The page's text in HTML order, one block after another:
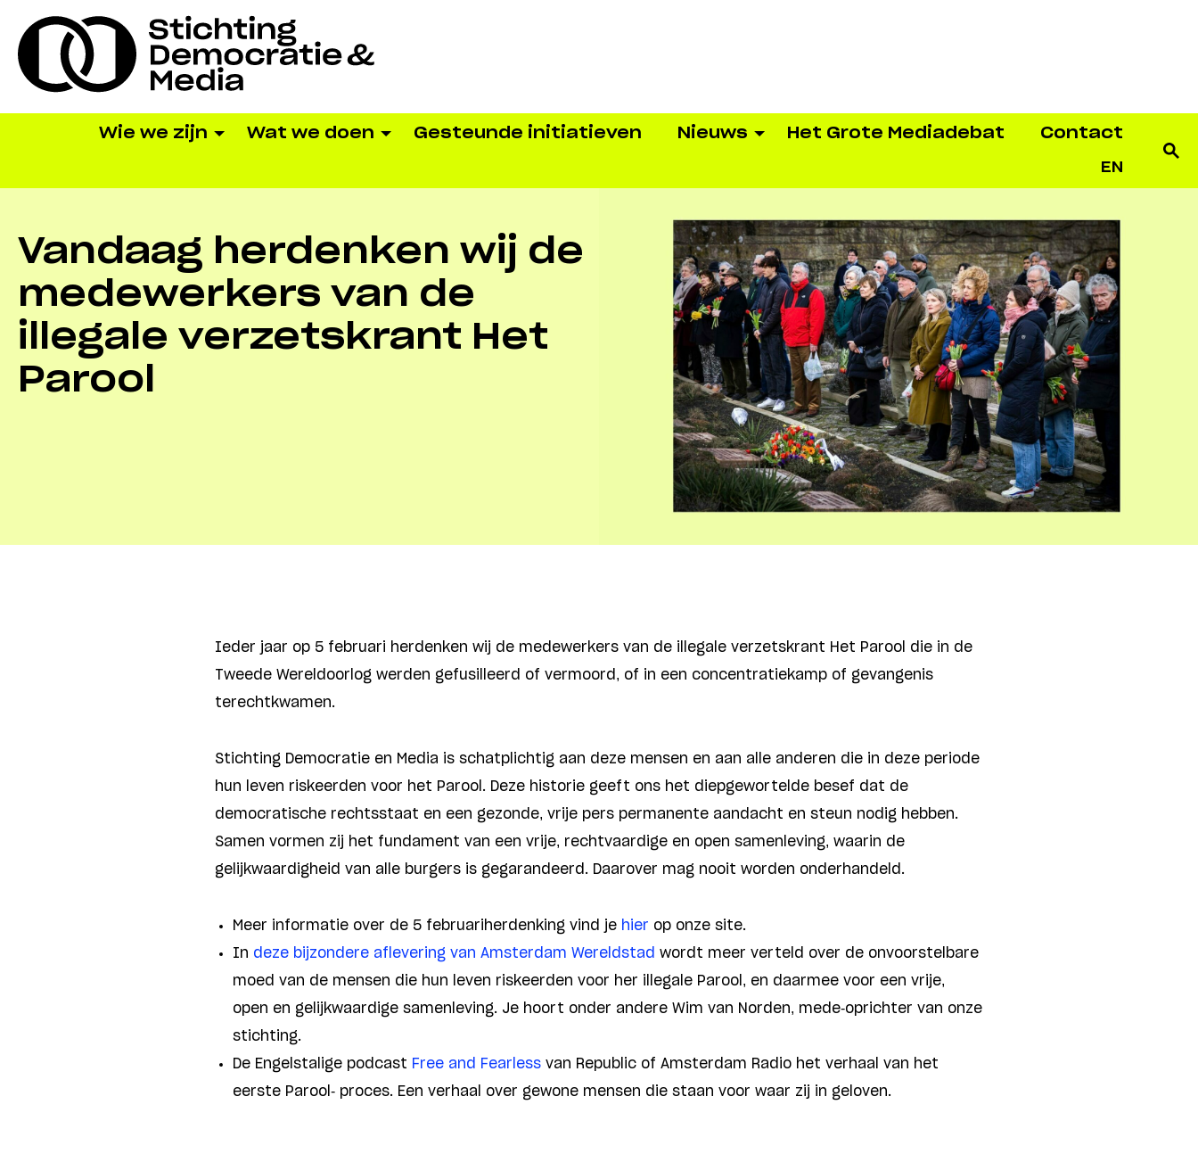
Wie we zijn Wat we doen Gesteunde initiatieven Nieuws Het Grote Mediadebat Contact
EN
Vandaag herdenken wij de
medewerkers van de
illegale verzetskrant Het
Parool
Ieder jaar op 5 februari herdenken wij de medewerkers van de illegale verzetskrant Het Parool die in de
Tweede Wereldoorlog werden gefusilleerd of vermoord, of in een concentratiekamp of gevangenis
terechtkwamen.
Stichting Democratie en Media is schatplichtig aan deze mensen en aan alle anderen die in deze periode
hun leven riskeerden voor het Parool. Deze historie geeft ons het diepgewortelde besef dat de
democratische rechtsstaat en een gezonde, vrije pers permanente aandacht en steun nodig hebben.
Samen vormen zij het fundament van een vrije, rechtvaardige en open samenleving, waarin de
gelijkwaardigheid van alle burgers is gegarandeerd. Daarover mag nooit worden onderhandeld.
Meer informatie over de 5 februariherdenking vind je hier op onze site.
In deze bijzondere aflevering van Amsterdam Wereldstad wordt meer verteld over de onvoorstelbare
moed van de mensen die hun leven riskeerden voor her illegale Parool, en daarmee voor een vrije,
open en gelijkwaardige samenleving. Je hoort onder andere Wim van Norden, mede-oprichter van onze
stichting.
De Engelstalige podcast Free and Fearless van Republic of Amsterdam Radio het verhaal van het
eerste Parool- proces. Een verhaal over gewone mensen die staan voor waar zij in geloven.